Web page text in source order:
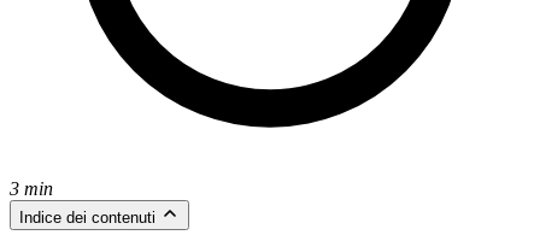
3 min
Indice dei contenuti